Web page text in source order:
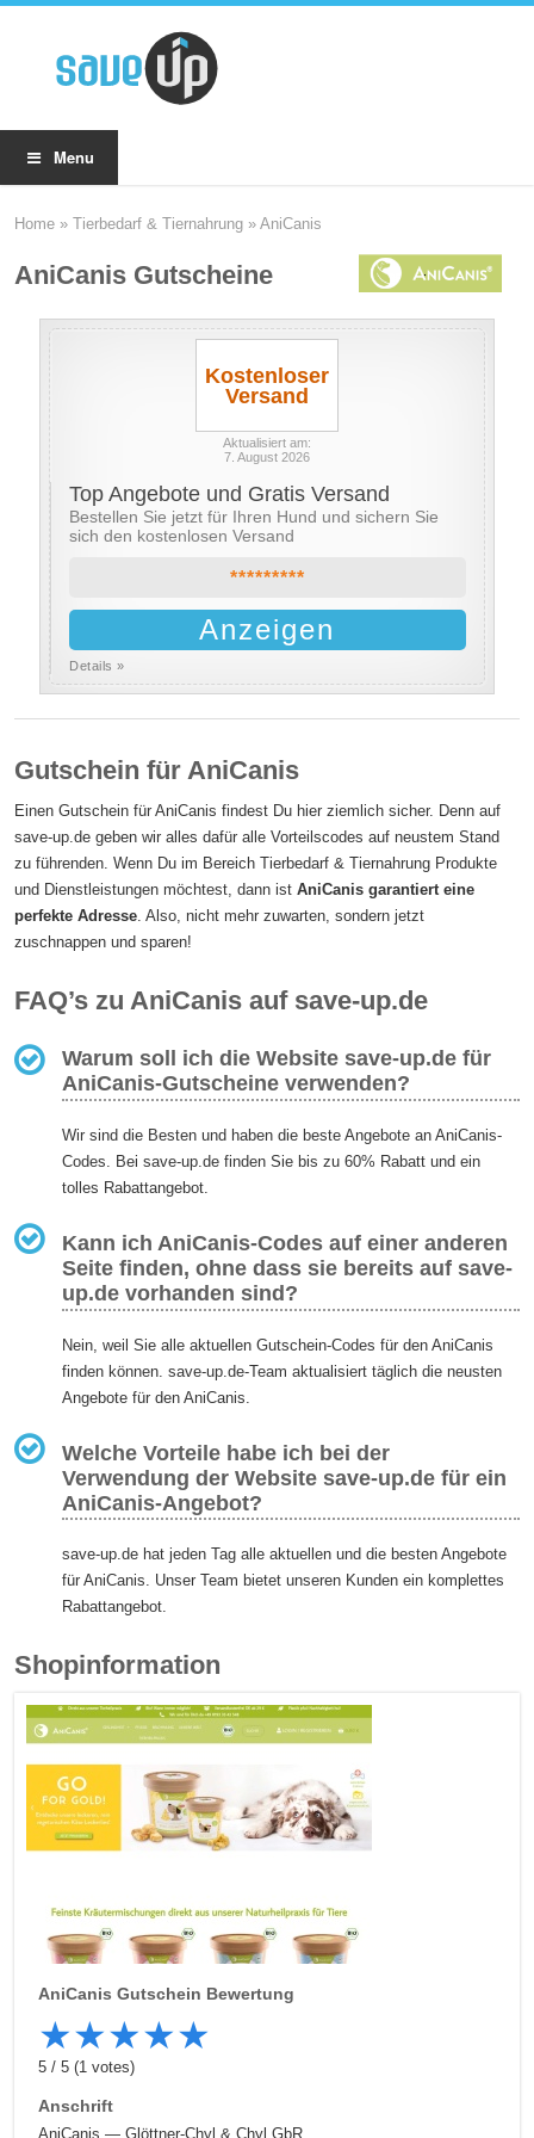
Menu
Home »Tierbedarf & Tiernahrung »AniCanis
AniCanis Gutscheine
Kostenloser
Versand
Aktualisiert am:
7. August 2026
Top Angebote und Gratis Versand
Bestellen Sie jetzt für Ihren Hund und sichern Sie
sich den kostenlosen Versand
*********
Anzeigen
Details »
Gutschein für AniCanis
Einen Gutschein für AniCanis findest Du hier ziemlich sicher. Denn auf
save-up.de geben wir alles dafür alle Vorteilscodes auf neustem Stand
zu führenden. Wenn Du im Bereich Tierbedarf & Tiernahrung Produkte
und Dienstleistungen möchtest, dann istAniCanis garantiert eine
perfekte Adresse. Also, nicht mehr zuwarten, sondern jetzt
zuschnappen und sparen!
FAQ’s zu AniCanis auf save-up.de
Warum soll ich die Website save-up.de für
AniCanis-Gutscheine verwenden?
Wir sind die Besten und haben die beste Angebote an AniCanis-
Codes. Bei save-up.de finden Sie bis zu 60% Rabatt und ein
tolles Rabattangebot.
Kann ich AniCanis-Codes auf einer anderen
Seite finden, ohne dass sie bereits auf save-
up.de vorhanden sind?
Nein, weil Sie alle aktuellen Gutschein-Codes für den AniCanis
finden können. save-up.de-Team aktualisiert täglich die neusten
Angebote für den AniCanis.
Welche Vorteile habe ich bei der
Verwendung der Website save-up.de für ein
AniCanis-Angebot?
save-up.de hat jeden Tag alle aktuellen und die besten Angebote
für AniCanis. Unser Team bietet unseren Kunden ein komplettes
Rabattangebot.
Shopinformation
AniCanis Gutschein Bewertung
★★★★★
5/5 (1 votes)
Anschrift
AniCanis — Glöttner-Chyl & Chyl GbR